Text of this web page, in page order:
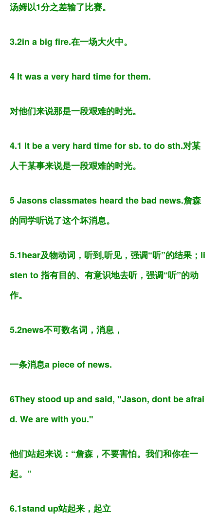
汤姆以1分之差输了比赛。
3.2in a big fire.在一场大火中。
4 It was a very hard time for them.
对他们来说那是一段艰难的时光。
4.1 It be a very hard time for sb. to do sth.对某
人干某事来说是一段艰难的时光。
5 Jasons classmates heard the bad news.詹森
的同学听说了这个坏消息。
5.1hear及物动词，听到,听见，强调“听”的结果；li
sten to 指有目的、有意识地去听，强调“听”的动
作。
5.2news不可数名词，消息，
一条消息a piece of news.
6They stood up and said, "Jason, dont be afrai
d. We are with you."
他们站起来说：“詹森，不要害怕。我们和你在一
起。”
6.1stand up站起来，起立